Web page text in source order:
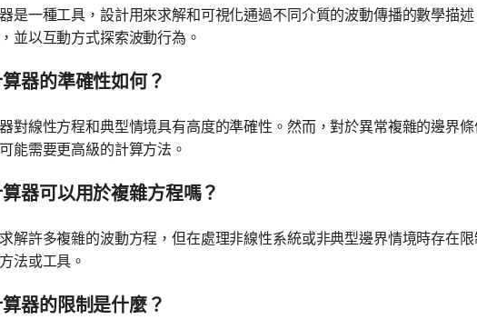
是一種工具，設計用來求解和可視化通過不同介質的波動傳播的數學描
並以互動方式探索波動行為。
器的準確性如何？
對線性方程和典型情境具有高度的準確性。然而，對於異常複雜的邊界
能需要更高級的計算方法。
器可以用於複雜方程嗎？
解許多複雜的波動方程，但在處理非線性系統或非典型邊界情境時存在
法或工具。
器的限制是什麼？